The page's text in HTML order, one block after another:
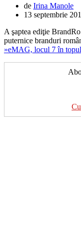
de Irina Manole
13 septembrie
A şaptea ediţie
puternice branduri
»eMAG, locul 7 în